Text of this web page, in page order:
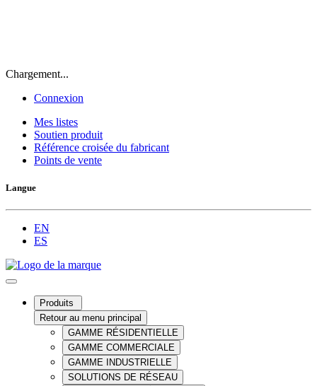
Chargement...
Connexion
Mes listes
Soutien produit
Référence croisée du fabricant
Points de vente
Langue
EN
ES
Produits
Retour au menu principal
GAMME RÉSIDENTIELLE
GAMME COMMERCIALE
GAMME INDUSTRIELLE
SOLUTIONS DE RÉSEAU